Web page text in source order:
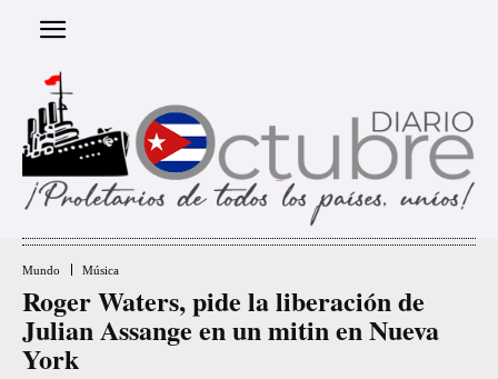
Mundo Música
Roger Waters, pide la liberación de
Julian Assange en un mitin en Nueva
York